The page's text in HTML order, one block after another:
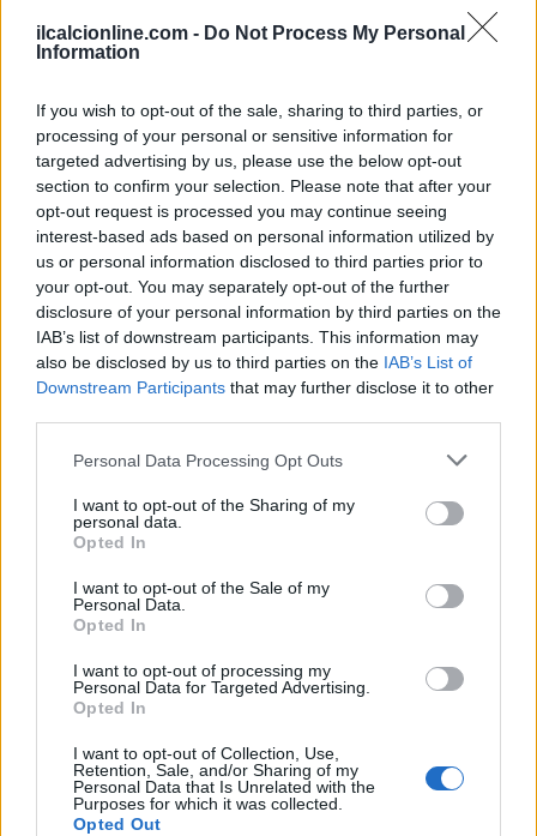
ilcalcionline.com - Do Not Process My Personal
Information
If you wish to opt-out of the sale, sharing to third parties, or
processing of your personal or sensitive information for
targeted advertising by us, please use the below opt-out
section to confirm your selection. Please note that after your
opt-out request is processed you may continue seeing
interest-based ads based on personal information utilized by
us or personal information disclosed to third parties prior to
your opt-out. You may separately opt-out of the further
disclosure of your personal information by third parties on the
IAB’s list of downstream participants. This information may
also be disclosed by us to third parties on the IAB’s List of
Downstream Participants that may further disclose it to other
Please note that this website/app uses one or more Google
not limited to your visit or usage behaviour. You may click to
grant or deny consent to Google and its third-party tags to
use your data for below specified purposes in below Google
consent section.
Personal Data Processing Opt Outs
I want to opt-out of the Sharing of my
personal data.
Opted In
I want to opt-out of the Sale of my
Personal Data.
Opted In
I want to opt-out of processing my
Personal Data for Targeted Advertising.
Opted In
I want to opt-out of Collection, Use,
Retention, Sale, and/or Sharing of my
Personal Data that Is Unrelated with the
Purposes for which it was collected.
Opted Out
tempo di un cambiamento?
AUTORE
AiAdhubMedia
Continua a leggere
NEWS